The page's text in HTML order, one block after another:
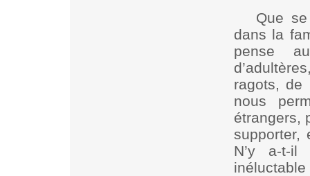
Que
dans la
pense
ragots, de
nous
étrangers,
supporter,
N’y a-t-
inéluctable